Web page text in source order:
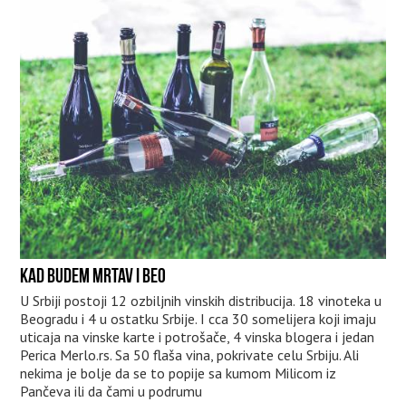
KAD BUDEM MRTAV I BEO
U Srbiji postoji 12 ozbiljnih vinskih distribucija. 18 vinoteka u
Beogradu i 4 u ostatku Srbije. I cca 30 somelijera koji imaju
uticaja na vinske karte i potrošače, 4 vinska blogera i jedan
Perica Merlo.rs. Sa 50 flaša vina, pokrivate celu Srbiju. Ali
nekima je bolje da se to popije sa kumom Milicom iz
Pančeva ili da čami u podrumu